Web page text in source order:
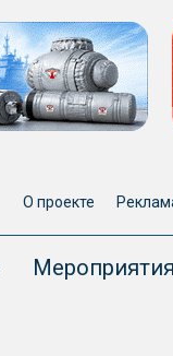
О проекте
Мероприятия